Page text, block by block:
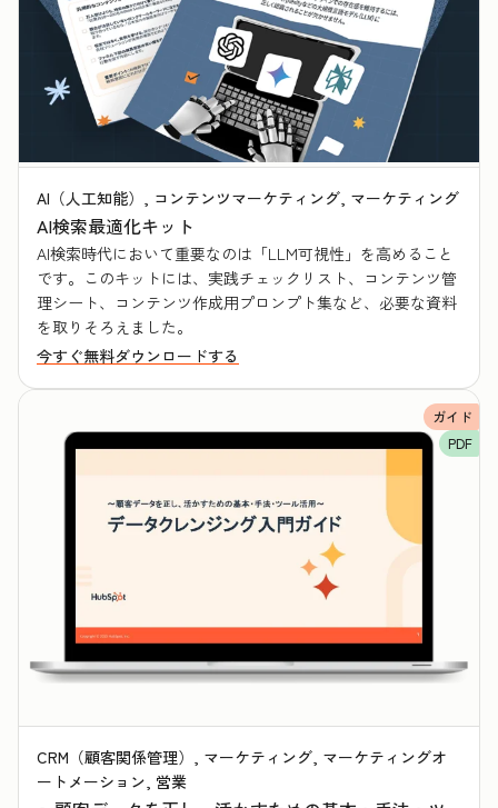
AI（人工知能）, コンテンツマーケティング, マーケティング
AI検索最適化キット
AI検索時代において重要なのは「LLM可視性」を高めること
です。このキットには、実践チェックリスト、コンテンツ管
理シート、コンテンツ作成用プロンプト集など、必要な資料
を取りそろえました。
今すぐ無料ダウンロードする
ガイド
PDF
CRM（顧客関係管理）, マーケティング, マーケティングオ
ートメーション, 営業